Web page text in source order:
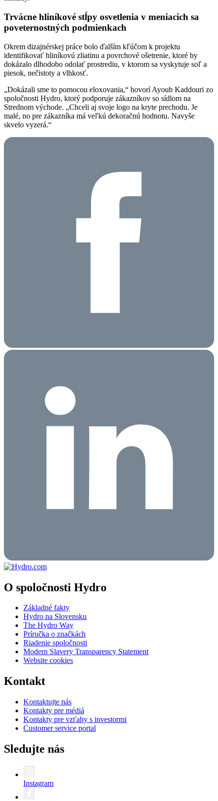
Trvácne hliníkové stĺpy osvetlenia v meniacich sa
poveternostných podmienkach
Okrem dizajnérskej práce bolo ďalším kľúčom k projektu
identifikovať hliníkovú zliatinu a povrchové ošetrenie, ktoré by
dokázalo dlhodobo odolať prostrediu, v ktorom sa vyskytuje soľ a
piesok, nečistoty a vlhkosť.
„Dokázali sme to pomocou eloxovania,“ hovorí Ayoub Kaddouri zo
spoločnosti Hydro, ktorý podporuje zákazníkov so sídlom na
Strednom východe. „Chceli aj svoje logo na kryte prechodu. Je
malé, no pre zákazníka má veľkú dekoračnú hodnotu. Navyše
skvelo vyzerá.“
O spoločnosti Hydro
Základné fakty
Hydro na Slovensku
The Hydro Way
Príručka o značkách
Riadenie spoločnosti
Modern Slavery Transparency Statement
Website cookies
Kontakt
Kontaktujte nás
Kontakty pre médiá
Kontakty pre vzťahy s investormi
Customer service portal
Sledujte nás
Instagram